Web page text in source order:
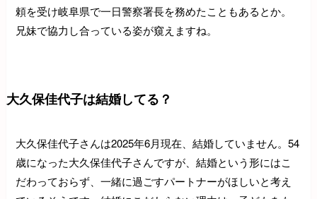
頼を受け岐阜県で一日警察署長を務めたこともあるとか。
兄妹で協力し合っている姿が窺えますね。
大久保佳代子は結婚してる？
大久保佳代子さんは2025年6月現在、結婚していません。54
歳になった大久保佳代子さんですが、結婚という形にはこ
だわっておらず、一緒に過ごすパートナーがほしいと考え